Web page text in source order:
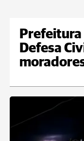
Prefeitura
Defesa